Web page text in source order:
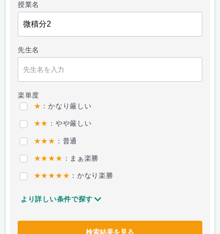
授業名
先生名
楽単度
★ ：かなり厳しい
★★ ：やや厳しい
★★★ ：普通
★★★★ ：まぁ楽勝
★★★★★ ：かなり楽勝
より詳しい条件で探す
検索結果を見る